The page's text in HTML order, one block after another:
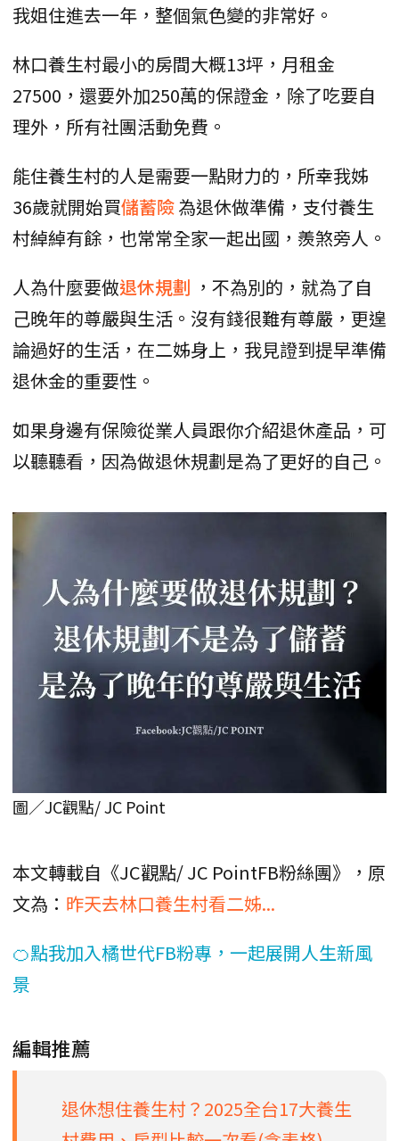
我姐住進去一年，整個氣色變的非常好。
林口養生村最小的房間大概13坪，月租金
27500，還要外加250萬的保證金，除了吃要自
理外，所有社團活動免費。
能住養生村的人是需要一點財力的，所幸我姊
36歲就開始買儲蓄險為退休做準備，支付養生
村綽綽有餘，也常常全家一起出國，羨煞旁人。
人為什麼要做退休規劃 ，不為別的，就為了自
己晚年的尊嚴與生活。沒有錢很難有尊嚴，更遑
論過好的生活，在二姊身上，我見證到提早準備
退休金的重要性。
如果身邊有保險從業人員跟你介紹退休產品，可
以聽聽看，因為做退休規劃是為了更好的自己。
圖／JC觀點/ JC Point
本文轉載自《JC觀點/ JC PointFB粉絲團》，原
文為： 昨天去林口養生村看二姊...
🍊點我加入橘世代FB粉專，一起展開人生新風
景
編輯推薦
退休想住養生村？2025全台17大養生